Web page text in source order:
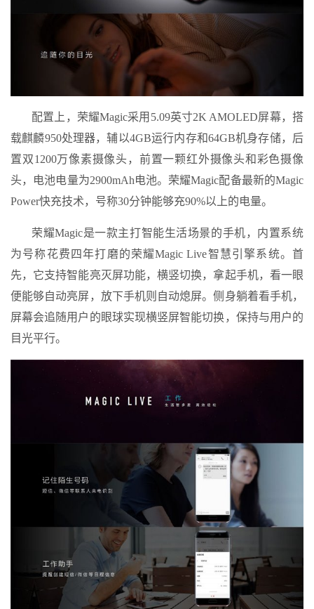
配置上，荣耀Magic采用5.09英寸2K AMOLED屏幕，搭
载麒麟950处理器，辅以4GB运行内存和64GB机身存储，后
置双1200万像素摄像头，前置一颗红外摄像头和彩色摄像
头，电池电量为2900mAh电池。荣耀Magic配备最新的Magic
Power快充技术，号称30分钟能够充90%以上的电量。
荣耀Magic是一款主打智能生活场景的手机，内置系统
为号称花费四年打磨的荣耀Magic Live智慧引擎系统。首
先，它支持智能亮灭屏功能，横竖切换，拿起手机，看一眼
便能够自动亮屏，放下手机则自动熄屏。侧身躺着看手机，
屏幕会追随用户的眼球实现横竖屏智能切换，保持与用户的
目光平行。